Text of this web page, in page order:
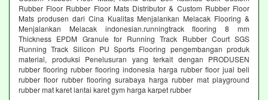
Rubber Floor Rubber Floor Mats Distributor & Custom Rubber Floor
Mats produsen dari Cina Kualitas Menjalankan Melacak Flooring &
Menjalankan Melacak indonesian.runningtrack flooring 8 mm
Thickness EPDM Granule for Running Track Rubber Court SGS
Running Track Silicon PU Sports Flooring pengembangan produk
material, produksi Penelusuran yang terkait dengan PRODUSEN
rubber flooring rubber flooring indonesia harga rubber floor jual beli
rubber floor rubber flooring surabaya harga rubber mat playground
rubber mat karet lantai karet gym harga karpet rubber